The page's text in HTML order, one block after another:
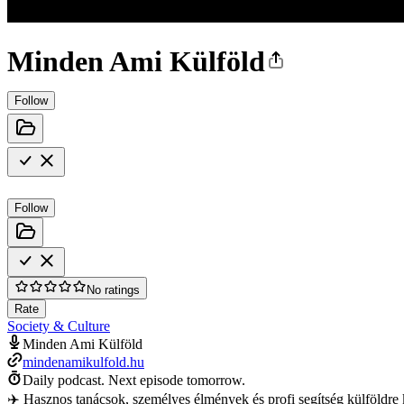
Minden Ami Külföld
Follow
Follow
No ratings
Rate
Society & Culture
Minden Ami Külföld
mindenamikulfold.hu
Daily podcast. Next episode tomorrow.
✈️ Hasznos tanácsok, személyes élmények és profi segítség